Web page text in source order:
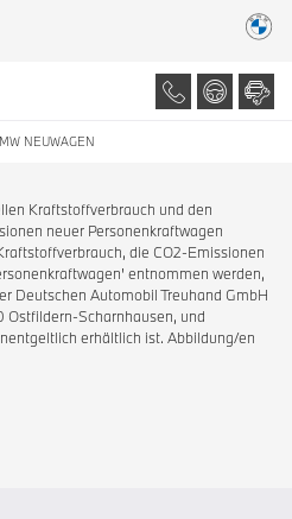
NEUWAGEN
Kraftstoffverbrauch und den
neuer Personenkraftwagen
die CO2-Emissionen
entnommen werden,
Deutschen Automobil Treuhand GmbH
Ostfildern-Scharnhausen, und
erhältlich ist. Abbildung/en